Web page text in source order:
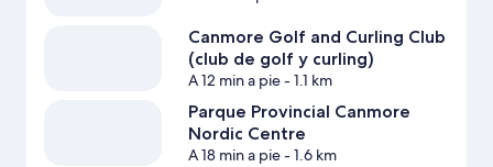
Canmore Golf and Curling Club
(club de golf y curling)
A 12 min a pie- 1.1 km
Parque Provincial Canmore
Nordic Centre
A 18 min a pie- 1.6 km